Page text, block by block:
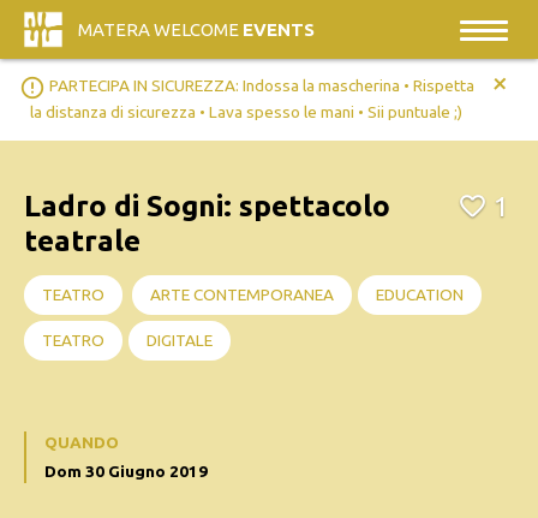
MATERA WELCOME EVENTS
error_outline PARTECIPA IN SICUREZZA: Indossa la mascherina • Rispetta
la distanza di sicurezza • Lava spesso le mani • Sii puntuale ;)
+
Ladro di Sogni: spettacolo
teatrale
1
TEATRO ARTE CONTEMPORANEA EDUCATION
TEATRO DIGITALE
QUANDO
Dom 30 Giugno 2019